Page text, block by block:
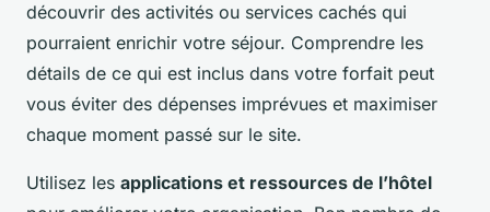
découvrir des activités ou services cachés qui
pourraient enrichir votre séjour. Comprendre les
détails de ce qui est inclus dans votre forfait peut
vous éviter des dépenses imprévues et maximiser
chaque moment passé sur le site.
Utilisez les applications et ressources de l’hôtel